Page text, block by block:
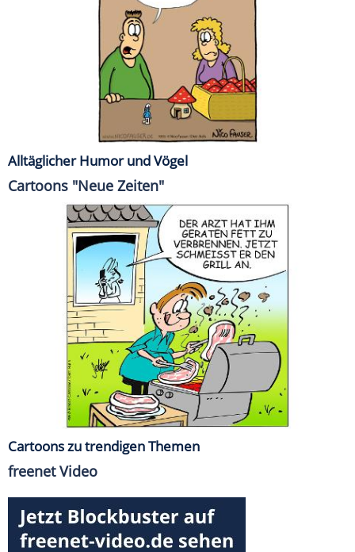
Alltäglicher Humor und Vögel
Cartoons "Neue Zeiten"
Cartoons zu trendigen Themen
freenet Video